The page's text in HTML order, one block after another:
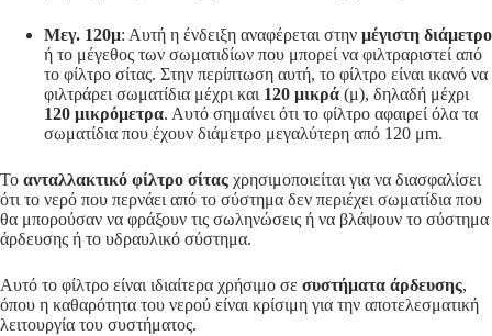
Μεγ. 120μ: Αυτή η ένδειξη αναφέρεται στην μέγιστη διάμετρο
ή το μέγεθος των σωματιδίων που μπορεί να φιλτραριστεί από
το φίλτρο σίτας. Στην περίπτωση αυτή, το φίλτρο είναι ικανό να
φιλτράρει σωματίδια μέχρι και 120 μικρά (μ), δηλαδή μέχρι
120 μικρόμετρα. Αυτό σημαίνει ότι το φίλτρο αφαιρεί όλα τα
σωματίδια που έχουν διάμετρο μεγαλύτερη από 120 μm.
Το ανταλλακτικό φίλτρο σίτας χρησιμοποιείται για να διασφαλίσει
ότι το νερό που περνάει από το σύστημα δεν περιέχει σωματίδια που
θα μπορούσαν να φράξουν τις σωληνώσεις ή να βλάψουν το σύστημα
άρδευσης ή το υδραυλικό σύστημα.
Αυτό το φίλτρο είναι ιδιαίτερα χρήσιμο σε συστήματα άρδευσης,
όπου η καθαρότητα του νερού είναι κρίσιμη για την αποτελεσματική
λειτουργία του συστήματος.